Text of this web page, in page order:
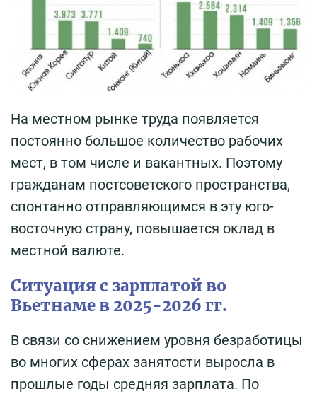
На местном рынке труда появляется
постоянно большое количество рабочих
мест, в том числе и вакантных. Поэтому
гражданам постсоветского пространства,
спонтанно отправляющимся в эту юго-
восточную страну, повышается оклад в
местной валюте.
Ситуация с зарплатой во
Вьетнаме в 2025-2026 гг.
В связи со снижением уровня безработицы
во многих сферах занятости выросла в
прошлые годы средняя зарплата. По